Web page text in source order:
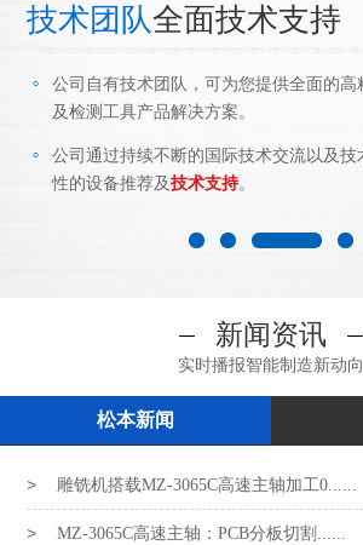
技术支持
可为您提供全面的高精度加工工具，量具
方案。
国际技术交流以及技术攻关，能给予针对
。
新闻资讯
实时播报智能制造新动向
松本新闻
雕铣机搭载MZ-3065C高速主轴加工0......
MZ-3065C高速主轴：PCB分板切割......